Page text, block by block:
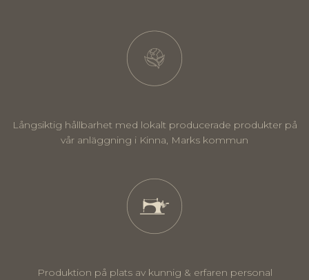
Långsiktig hållbarhet med lokalt producerade produkter på
vår anläggning i Kinna, Marks kommun
Produktion på plats av kunnig & erfaren personal